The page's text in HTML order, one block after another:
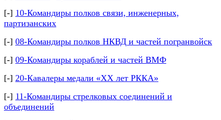
[-] 10-Командиры полков связи, инженерных,
партизанских
[-] 08-Командиры полков НКВД и частей погранвойск
[-] 09-Командиры кораблей и частей ВМФ
[-] 20-Кавалеры медали «ХХ лет РККА»
[-] 11-Командиры стрелковых соединений и
объединений